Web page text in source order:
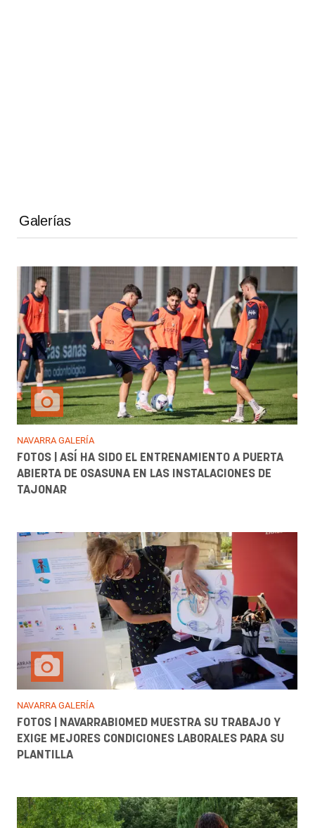
Galerías
NAVARRA GALERÍA
FOTOS | ASÍ HA SIDO EL ENTRENAMIENTO A PUERTA
ABIERTA DE OSASUNA EN LAS INSTALACIONES DE
TAJONAR
NAVARRA GALERÍA
FOTOS | NAVARRABIOMED MUESTRA SU TRABAJO Y
EXIGE MEJORES CONDICIONES LABORALES PARA SU
PLANTILLA